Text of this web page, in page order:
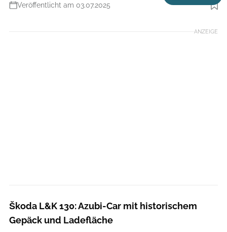
Veröffentlicht am 03.07.2025
Foto: Škoda Auto
ANZEIGE
Škoda L&K 130: Azubi-Car mit historischem
Gepäck und Ladefläche